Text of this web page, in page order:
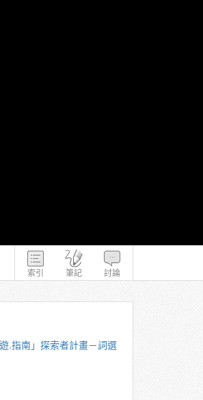
索引 筆記 討論
.指南」探索者計畫－詞選